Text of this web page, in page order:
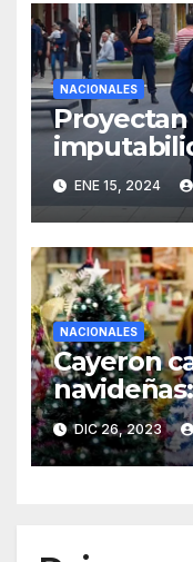
NACIONALES
todo tipo
ENE 15, 2024
NACIONALES
Cayeron
más
DIC 26, 2023